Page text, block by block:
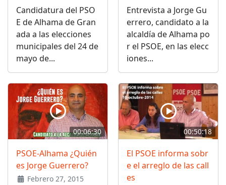
Candidatura del PSO
E de Alhama de Gran
ada a las elecciones
municipales del 24 de
mayo de...
Entrevista a Jorge Gu
errero, candidato a la
alcaldía de Alhama po
r el PSOE, en las elecc
iones...
00:06:30
PSOE-Alhama ¿Quién
es Jorge Guerrero?
Febrero 27, 2015
00:50:18
El PSOE informa sobr
e el arreglo de las call
es